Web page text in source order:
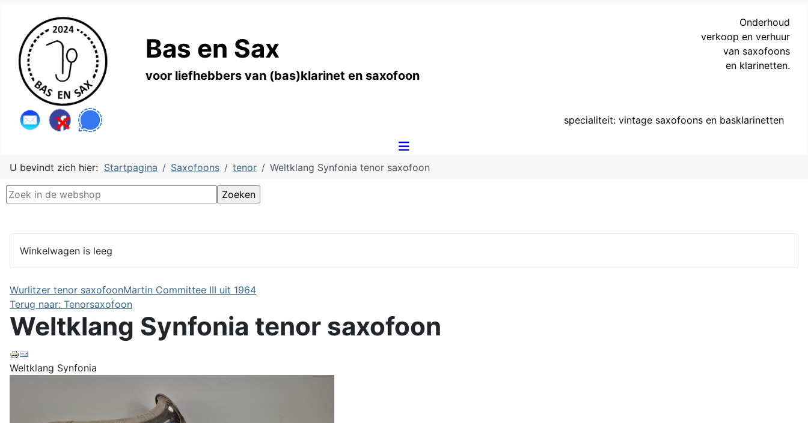
Bas en Sax
voor liefhebbers van (bas)klarinet en saxofoon
Onderhoud
verkoop en verhuur
van saxofoons
en klarinetten.
specialiteit: vintage saxofoons en basklarinetten
U bevindt zich hier: Startpagina Saxofoons tenor Weltklang Synfonia tenor saxofoon
Winkelwagen is leeg
Wurlitzer tenor saxofoonMartin Committee III uit 1964
Terug naar: Tenorsaxofoon
Weltklang Synfonia tenor saxofoon
Weltklang Synfonia